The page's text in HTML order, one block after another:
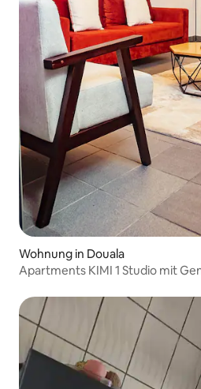
Wohnung in Douala
Apartments KIMI 1 Studio mit